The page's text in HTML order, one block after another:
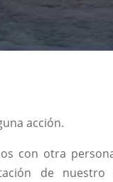
acción.
con otra
de